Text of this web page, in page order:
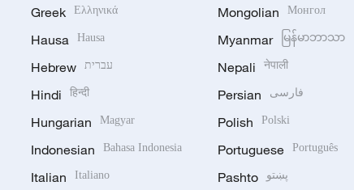
Greek Ελληνικά
Hausa Hausa
Hebrew עברית
Hindi हिन्दी
Hungarian Magyar
Indonesian Bahasa Indonesia
Italian Italiano
Mongolian Монгол
Myanmar မြန်မာဘာသာ
Nepali नेपाली
Persian فارسی
Polish Polski
Portuguese Português
Pashto پښتو